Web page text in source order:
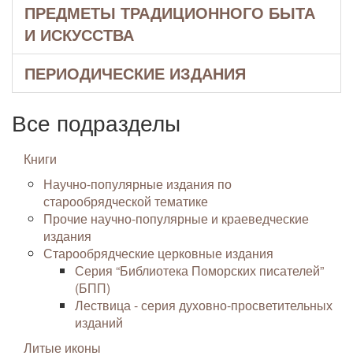
ПРЕДМЕТЫ ТРАДИЦИОННОГО БЫТА
И ИСКУССТВА
ПЕРИОДИЧЕСКИЕ ИЗДАНИЯ
Все подразделы
Книги
Научно-популярные издания по
старообрядческой тематике
Прочие научно-популярные и краеведческие
издания
Старообрядческие церковные издания
Серия “Библиотека Поморских писателей”
(БПП)
Лествица - серия духовно-просветительных
изданий
Литые иконы